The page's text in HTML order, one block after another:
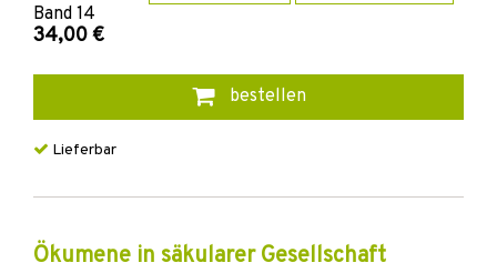
Band 14
34,00 €
bestellen
Lieferbar
Ökumene in säkularer Gesellschaft